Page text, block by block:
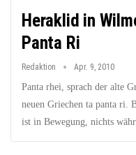
Heraklid in
Panta Ri
Redaktion Apr. 9, 2010
Panta rhei, sprach der alte
neuen Griechen ta panta ri.
ist in Bewegung, nichts